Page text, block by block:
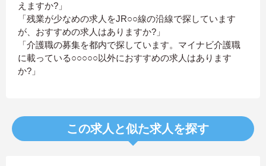
えますか?」
「残業が少なめの求人をJR○○線の沿線で探しています
が、おすすめの求人はありますか?」
「介護職の募集を都内で探しています。マイナビ介護職
に載っている○○○○○以外におすすめの求人はあります
か?」
この求人と似た求人を探す